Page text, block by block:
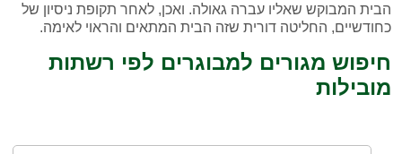
הבית המבוקש שאליו עברה גאולה. ואכן, לאחר תקופת ניסיון של
כחודשיים, החליטה דורית שזה הבית המתאים והראוי לאימה.
חיפוש מגורים למבוגרים לפי רשתות
מובילות